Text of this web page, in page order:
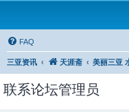
FAQ
三亚资讯 天涯斋 美丽三亚
联系论坛管理员